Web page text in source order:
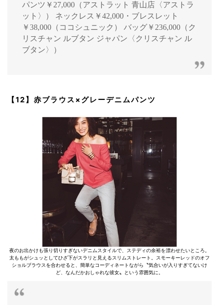
パンツ￥27,000（アストラット 青山店〈アストラ
ット〉） ネックレス￥42,000・ブレスレット
￥38,000（ココシュニック） バッグ￥236,000（ク
リスチャン ルブタン ジャパン〈クリスチャン ル
ブタン〉）
【12】赤ブラウス×グレーデニムパンツ
夜のお出かけも張り切りすぎないデニムスタイルで、ステディの余裕を漂わせたいところ。
太ももがシュッとしてひざ下がスラリと見えるスリムストレート。スモーキーレッドのオフ
ショルブラウスを合わせると、簡単なコーディネートながら〝気合いが入りすぎてないけ
ど、なんだかおしゃれな彼女〟という雰囲気に。